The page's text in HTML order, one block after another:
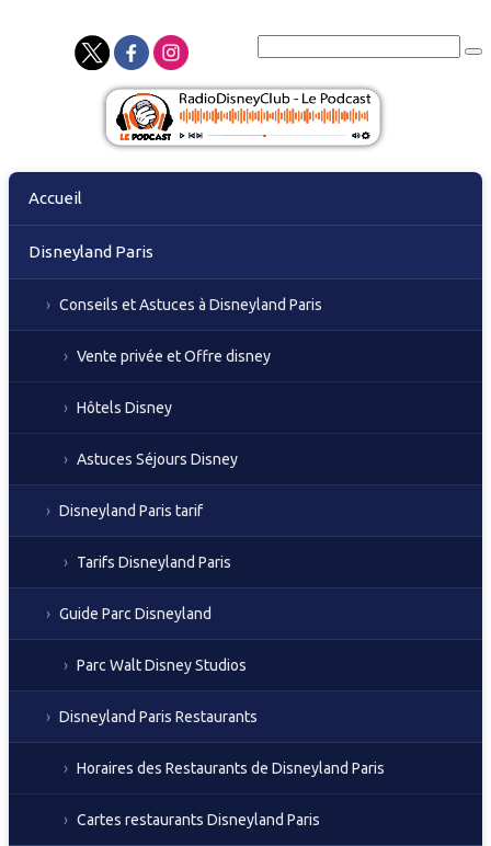
Skip
Accueil
Disneyland Paris
Conseils et Astuces à Disneyland Paris
Vente privée et Offre disney
Hôtels Disney
Astuces Séjours Disney
Disneyland Paris tarif
Tarifs Disneyland Paris
Guide Parc Disneyland
Parc Walt Disney Studios
Disneyland Paris Restaurants
Horaires des Restaurants de Disneyland Paris
Cartes restaurants Disneyland Paris